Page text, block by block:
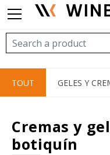
TOUT GELES Y
cremas y geles y material de
botiquín